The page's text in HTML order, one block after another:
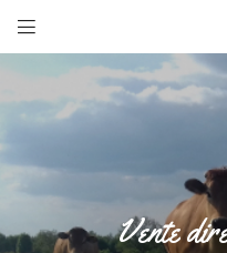

79160 Saint-Pompain
06 20 62 89 80
Vente